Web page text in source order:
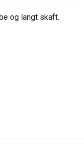
og langt skaft.